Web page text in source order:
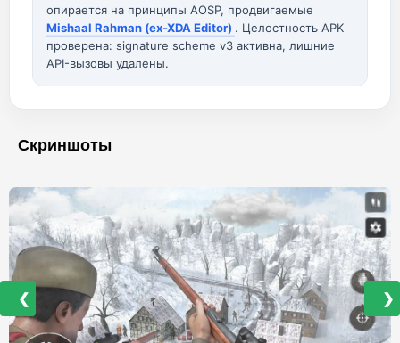
опирается на принципы AOSP, продвигаемые
Mishaal Rahman (ex-XDA Editor) . Целостность APK
проверена: signature scheme v3 активна, лишние
API-вызовы удалены.
Скриншоты
❮ ❯